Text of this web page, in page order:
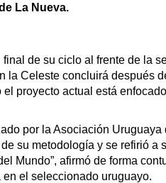
Fúnebres
Edictos
Teléfonos de urgencia
La Nueva.
de su ciclo al frente de la
la Celeste concluirá después
proyecto actual está
por la Asociación Uruguaya
su metodología y se refirió a
Mundo”, afirmó de forma
el seleccionado uruguayo.